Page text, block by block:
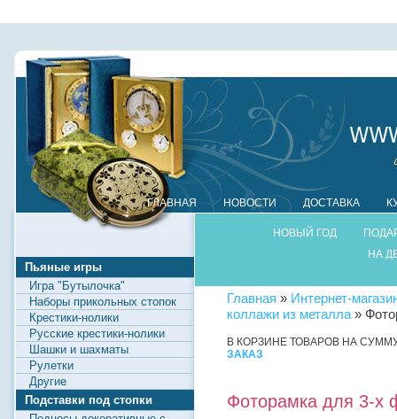
ГЛАВНАЯ НОВОСТИ ДОСТАВКА
НОВЫЙ ГОД
НА
Главная » Интернет-
коллажи из металла »
В КОРЗИНЕ ТОВАРОВ НА
ЗАКАЗ
Фоторамка для 3-х
Пьяные игры
Игра "Бутылочка"
Наборы прикольных стопок
Крестики-нолики
Русские крестики-нолики
Шашки и шахматы
Рулетки
Другие
Подставки под стопки